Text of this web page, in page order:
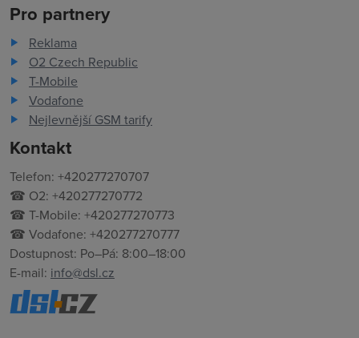
Pro partnery
Reklama
O2 Czech Republic
T-Mobile
Vodafone
Nejlevnější GSM tarify
Kontakt
Telefon: +420277270707
☎ O2: +420277270772
☎ T-Mobile: +420277270773
☎ Vodafone: +420277270777
Dostupnost: Po–Pá: 8:00–18:00
E-mail: info@dsl.cz